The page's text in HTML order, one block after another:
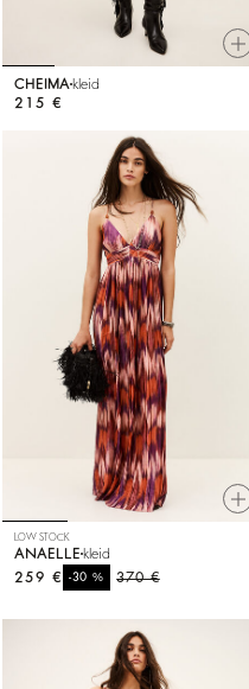
CHEIMA kleid
215 €
LOW STOCK
ANAELLE kleid
370 €
-30%
259 €